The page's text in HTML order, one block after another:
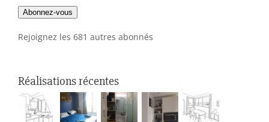
mail
Abonnez-vous
Rejoignez les 681 autres abonnés
Réalisations récentes